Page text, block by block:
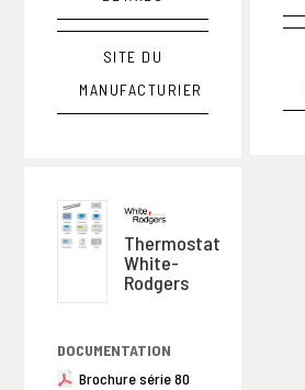
SITE DU
MANUFACTURIER
Thermostat
White-
Rodgers
DOCUMENTATION
Brochure série 80